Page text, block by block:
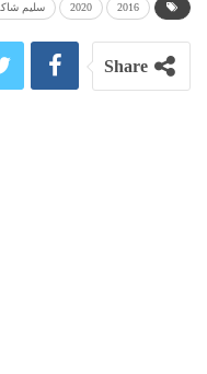
2016
2020 سليم
Share